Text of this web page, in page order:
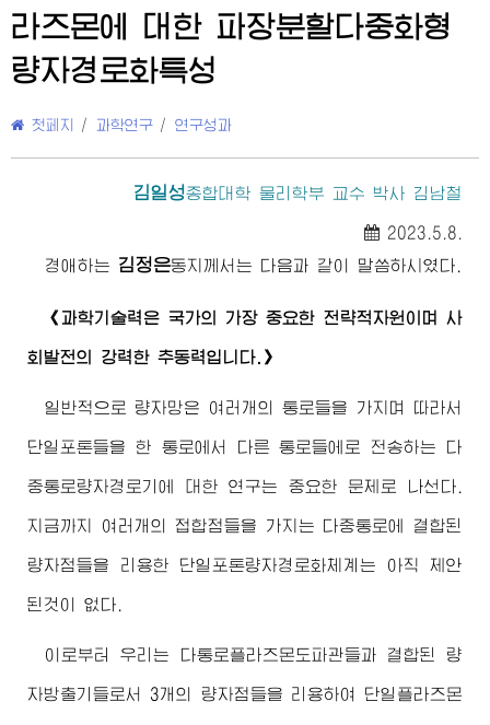
라즈몬에 대한 파장분할다중화형
량자경로화특성
첫페지 / 과학연구 / 연구성과
김일성종합대학 물리학부 교수 박사 김남철
2023.5.8.
경애하는 김정은동지께서 는 다음과 같이 말씀하시였다.
《과학기술력은 국가의 가장 중요한 전략적자원이며 사
회발전의 강력한 추동력입니다.》
일반적으로 량자망은 여러개의 통로들을 가지며 따라서
단일포톤들을 한 통로에서 다른 통로들에로 전송하는 다
중통로량자경로기에 대한 연구는 중요한 문제로 나선다.
지금까지 여러개의 접합점들을 가지는 다중통로에 결합된
량자점들을 리용한 단일포톤량자경로화체계는 아직 제안
된것이 없다.
이로부터 우리는 다통로플라즈몬도파관들과 결합된 량
자방출기들로서 3개의 량자점들을 리용하여 단일플라즈몬